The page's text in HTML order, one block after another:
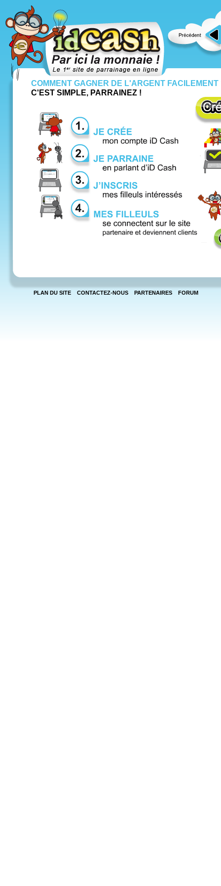
ID CASH PAR ICI LA MONNAIE
Le premier site de parrainage !
200 € pour le parrain, 50 € pour le filleul. Gagner
COMMENT GAGNER DE L'ARGENT FACILEMENT
C'EST SIMPLE, PARRAINEZ !
PLAN DU SITE CONTACTEZ-NOUS PARTENAIRES FORUM